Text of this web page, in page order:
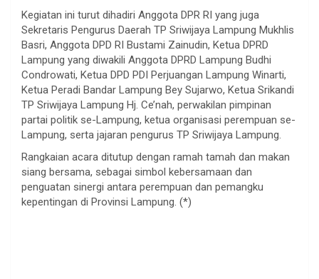
Kegiatan ini turut dihadiri Anggota DPR RI yang juga
Sekretaris Pengurus Daerah TP Sriwijaya Lampung Mukhlis
Basri, Anggota DPD RI Bustami Zainudin, Ketua DPRD
Lampung yang diwakili Anggota DPRD Lampung Budhi
Condrowati, Ketua DPD PDI Perjuangan Lampung Winarti,
Ketua Peradi Bandar Lampung Bey Sujarwo, Ketua Srikandi
TP Sriwijaya Lampung Hj. Ce’nah, perwakilan pimpinan
partai politik se-Lampung, ketua organisasi perempuan se-
Lampung, serta jajaran pengurus TP Sriwijaya Lampung.
Rangkaian acara ditutup dengan ramah tamah dan makan
siang bersama, sebagai simbol kebersamaan dan
penguatan sinergi antara perempuan dan pemangku
kepentingan di Provinsi Lampung. (*)